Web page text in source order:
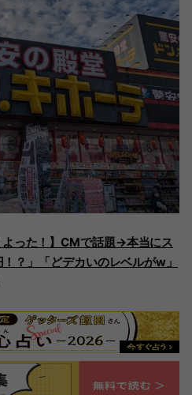
よった！】CMで話題→本当にス
？」「どデカいのレベルがw」